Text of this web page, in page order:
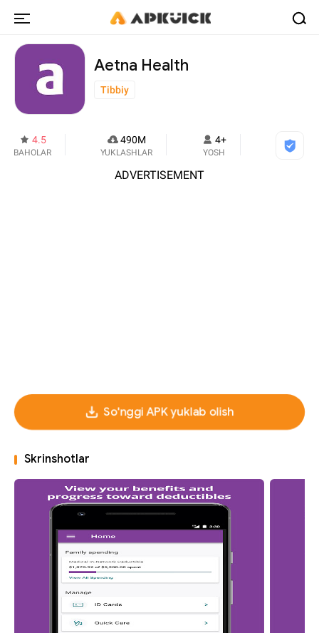
Aetna Health
Tibbiy
4.5
BAHOLAR
490M
YUKLASHLAR
4+
YOSH
ADVERTISEMENT
So'nggi APK yuklab olish
Skrinshotlar